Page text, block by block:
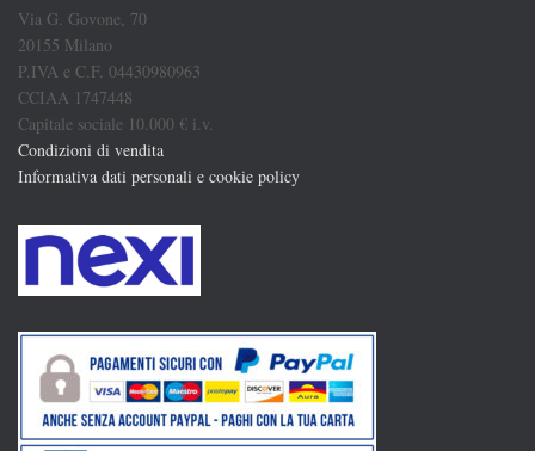
Via G. Govone, 70
20155 Milano
P.IVA e C.F. 04430980963
CCIAA 1747448
Capitale sociale 10.000 € i.v.
Condizioni di vendita
Informativa dati personali e cookie policy